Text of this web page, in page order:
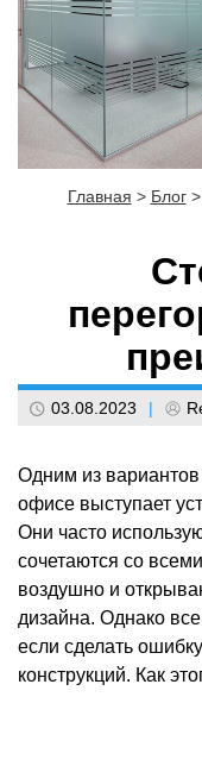
Главная > Блог>
03.08.2023 |
Одним из вариантов
офисе выступает
Они часто
сочетаются со
воздушно и
дизайна. Однако
если сделать
конструкций. Как